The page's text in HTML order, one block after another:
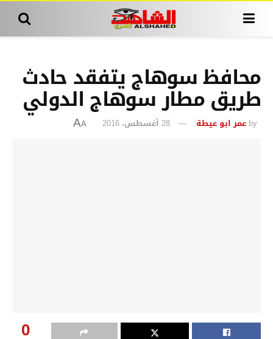
محافظ سوهاج يتفقد حادث
طريق مطار سوهاج الدولي
by عمر ابو عيطة 28 أغسطس، 2016 A
A
0